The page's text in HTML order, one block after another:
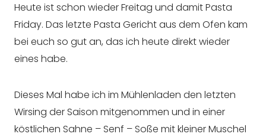
Heute ist schon wieder Freitag und damit Pasta
Friday. Das letzte Pasta Gericht aus dem Ofen kam
bei euch so gut an, das ich heute direkt wieder
eines habe.
Dieses Mal habe ich im Mühlenladen den letzten
Wirsing der Saison mitgenommen und in einer
köstlichen Sahne – Senf – Soße mit kleiner Muschel